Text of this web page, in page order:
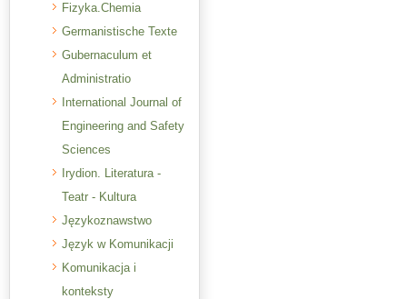
Fizyka.Chemia
Germanistische Texte
Gubernaculum et
Administratio
International Journal of
Engineering and Safety
Sciences
Irydion. Literatura -
Teatr - Kultura
Językoznawstwo
Język w Komunikacji
Komunikacja i
konteksty